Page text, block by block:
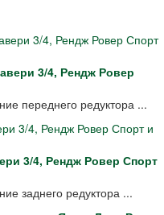
3/4, Рендж Ровер
переднего редуктора ...
3/4, Рендж Ровер Спорт
заднего редуктора ...